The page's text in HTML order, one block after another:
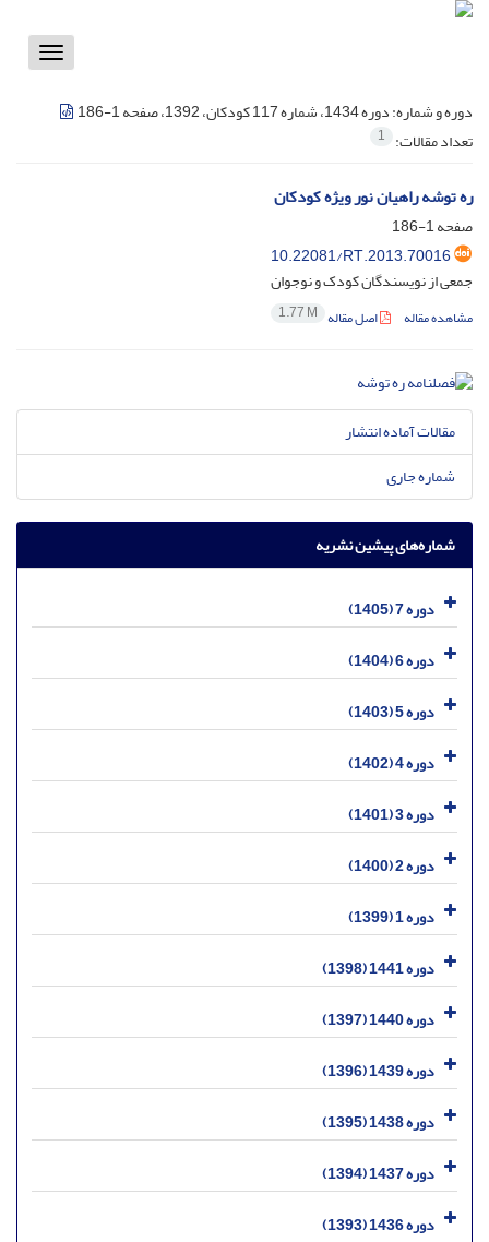
Toggle
دوره و شماره:دوره 1434، شماره 117 کودکان، 1392، صفحه 1-186
تعداد مقالات: 1
ره توشه راهیان نور ویژه کودکان
صفحه1-186
10.22081/RT.2013.70016
جمعی از نویسندگان کودک و نوجوان
مشاهده مقاله اصل مقاله 1.77 M
مقالات آماده انتشار
شماره جاری
شماره‌های پیشین نشریه
دوره 7 (1405)
دوره 6 (1404)
دوره 5 (1403)
دوره 4 (1402)
دوره 3 (1401)
دوره 2 (1400)
دوره 1 (1399)
دوره 1441 (1398)
دوره 1440 (1397)
دوره 1439 (1396)
دوره 1438 (1395)
دوره 1437 (1394)
دوره 1436 (1393)